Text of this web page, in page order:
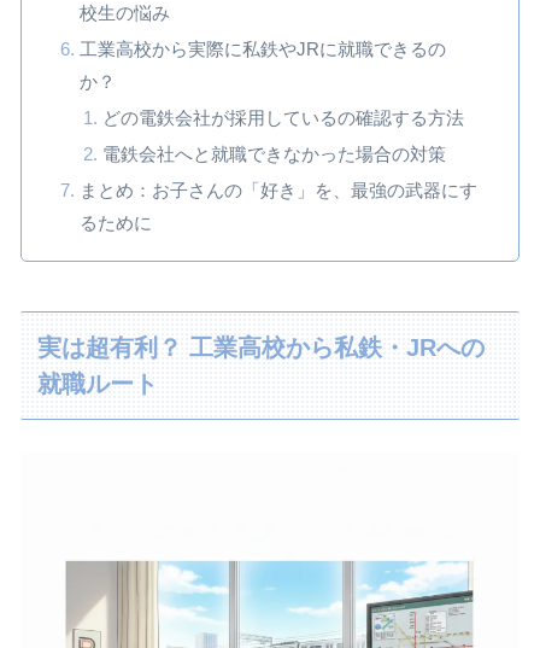
校生の悩み
工業高校から実際に私鉄やJRに就職できるの
か？
どの電鉄会社が採用しているの確認する方法
電鉄会社へと就職できなかった場合の対策
まとめ：お子さんの「好き」を、最強の武器にす
るために
実は超有利？ 工業高校から私鉄・JRへの
就職ルート